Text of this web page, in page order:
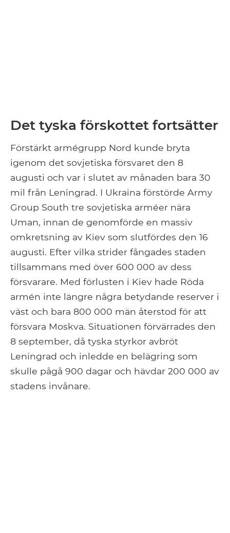
Det tyska förskottet fortsätter
Förstärkt armégrupp Nord kunde bryta
igenom det sovjetiska försvaret den 8
augusti och var i slutet av månaden bara 30
mil från Leningrad. I Ukraina förstörde Army
Group South tre sovjetiska arméer nära
Uman, innan de genomförde en massiv
omkretsning av Kiev som slutfördes den 16
augusti. Efter vilka strider fångades staden
tillsammans med över 600 000 av dess
försvarare. Med förlusten i Kiev hade Röda
armén inte längre några betydande reserver i
väst och bara 800 000 män återstod för att
försvara Moskva. Situationen förvärrades den
8 september, då tyska styrkor avbröt
Leningrad och inledde en belägring som
skulle pågå 900 dagar och hävdar 200 000 av
stadens invånare.